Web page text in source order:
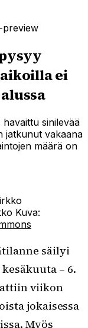
preview
ei
sinilevää
jatkunut vakaana
määrä on
Kuva:
säilyi
– 6.
viikon
jokaisessa
Myös